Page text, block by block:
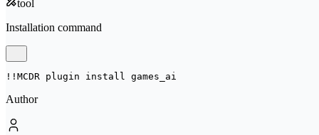
tool
Installation command
!!MCDR plugin install games_ai
Author